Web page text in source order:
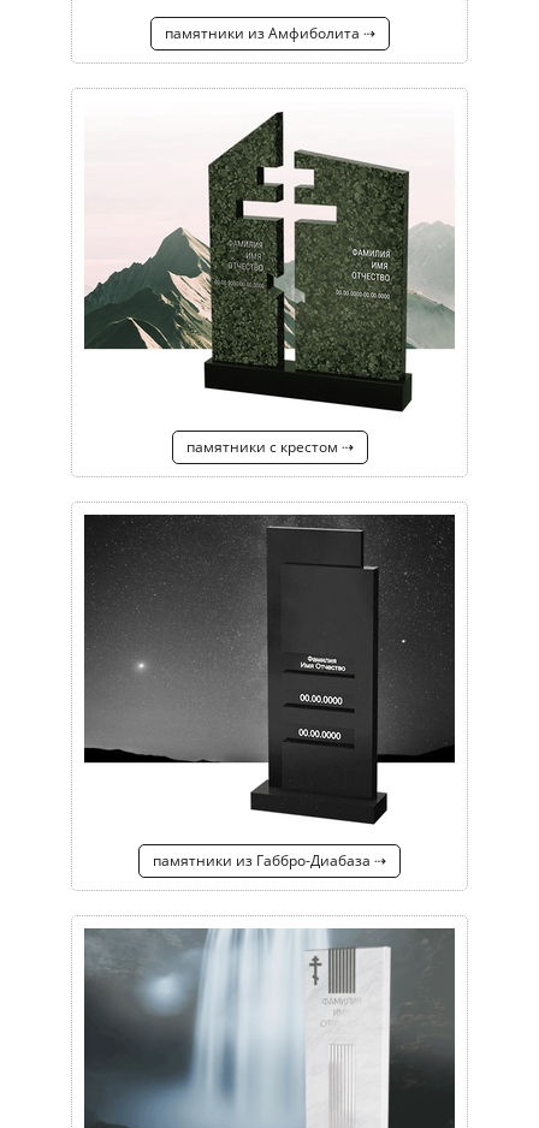
памятники из Амфиболита ⇢
памятники с крестом ⇢
памятники из Габбро-Диабаза ⇢